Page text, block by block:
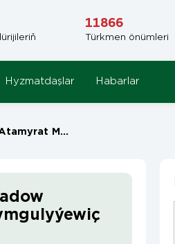
11866
Türkmen önümleri
Hyzmatdaşlar Habarlar